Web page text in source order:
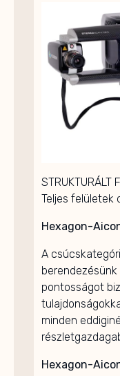
STRUKTURÁLT
Teljes felületek
Hexagon-
A
pontosságot
minden
Hexagon-